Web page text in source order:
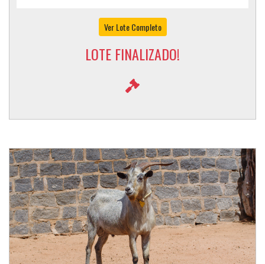
Ver Lote Completo
LOTE FINALIZADO!